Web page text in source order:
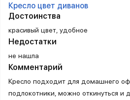
Кресло цвет диванов
Достоинства
красивый цвет, удобное
Недостатки
не нашла
Комментарий
Кресло подходит для домашнего
подлокотники, можно откинуться и